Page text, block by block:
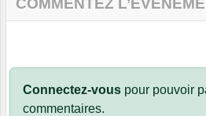
COMMENTEZ
Connectez-vous pour pouvoir
commentaires.